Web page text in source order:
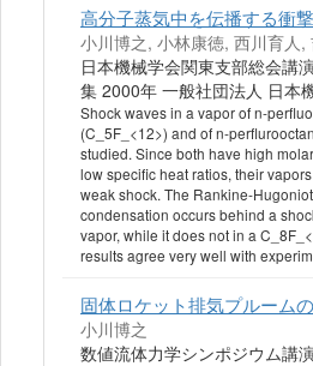
高分子蒸気中を伝播する衝
小川博之, 小林康徳, 西川育人,
日本機械学会関東支部総会講
集 2000年 一般社団法人 日本
Shock waves in a vapor of n-
(C_5F_<12>) and of n-
studied. Since both have high
low specific heat ratios, their
weak shock. The Rankine-
condensation occurs behind a
vapor, while it does not in a
results agree very well with
固体ロケット排気プルーム
小川博之
数値流体力学シンポジウム講